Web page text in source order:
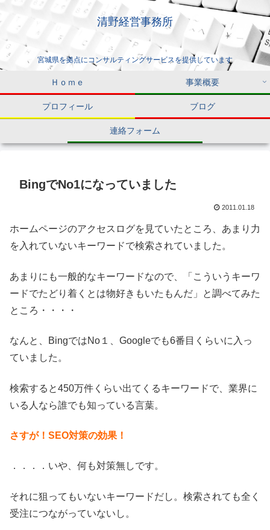
清野経営事務所
宮城県を拠点にコンサルティングサービスを提供しています
Ｈｏｍｅ 事業概要
プロフィール ブログ
連絡フォーム
BingでNo1になっていました
2011.01.18
ホームページのアクセスログを見ていたところ、あまり力
を入れていないキーワードで検索されていました。
あまりにも一般的なキーワードなので、「こういうキーワ
ードでたどり着くとは物好きもいたもんだ」と調べてみた
ところ・・・・
なんと、BingではNo１、Googleでも6番目くらいに入っ
ていました。
検索すると450万件くらい出てくるキーワードで、業界に
いる人なら誰でも知っている言葉。
さすが！SEO対策の効果！
．．．．いや、何も対策無しです。
それに狙ってもいないキーワードだし。検索されても全く
受注につながっていないし。